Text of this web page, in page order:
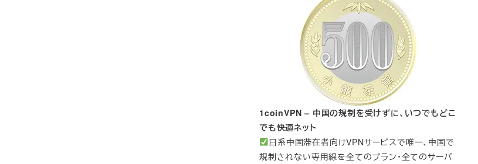
1coinVPN – 中国の規制を受けずに、いつでもどこ
でも快適ネット
日系中国滞在者向けVPNサービスで唯一、中国で
規制されない専用線を全てのプラン・全てのサーバ